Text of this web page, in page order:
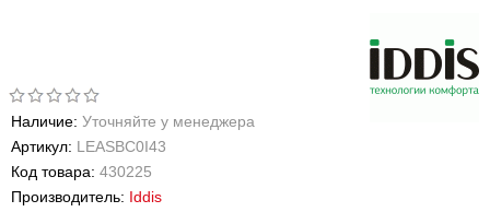
Наличие: Уточняйте у менеджера
Артикул: LEASBC0I43
Код товара: 430225
Производитель: Iddis